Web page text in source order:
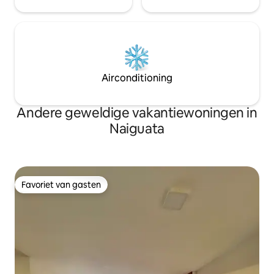
Airconditioning
Andere geweldige vakantiewoningen in
Naiguata
Favoriet van gasten
Favoriet van gasten